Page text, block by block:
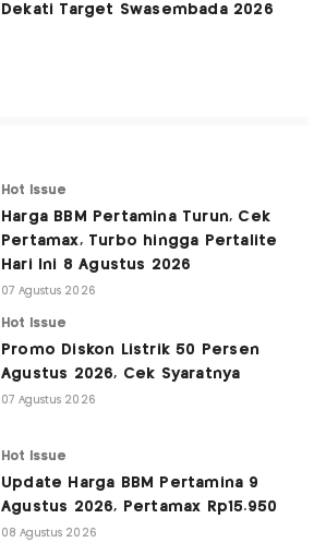
Dekati Target Swasembada 2026
Hot Issue
Harga BBM Pertamina Turun, Cek
Pertamax, Turbo hingga Pertalite
Hari Ini 8 Agustus 2026
07 Agustus 2026
Hot Issue
Promo Diskon Listrik 50 Persen
Agustus 2026, Cek Syaratnya
07 Agustus 2026
Hot Issue
Update Harga BBM Pertamina 9
Agustus 2026, Pertamax Rp15.950
08 Agustus 2026